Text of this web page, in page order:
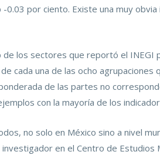
por ciento. Existe una muy
los sectores que reportó el INEGI
cada una de las ocho agrupaciones
de las partes no
con la mayoría de los
no solo en México sino a nivel
en el Centro de Estudios